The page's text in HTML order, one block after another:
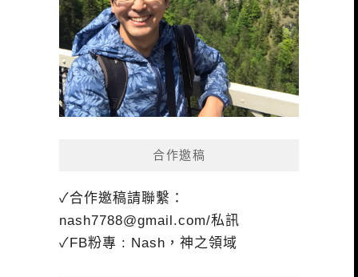
合作邀稿
✓合作邀稿請聯繫：
nash7788@gmail.com/私訊
✓FB粉專 : Nash，神之領域